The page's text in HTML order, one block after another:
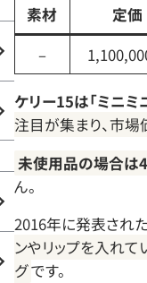
素材
定価
–
ケリー15は「ミニミ
注目が集まり、市
未使用品の場合は
ん。
2016年に発表され
ンやリップを入れて
グです。